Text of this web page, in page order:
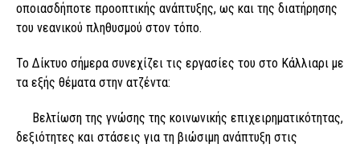
οποιασδήποτε προοπτικής ανάπτυξης, ως και της διατήρησης
του νεανικού πληθυσμού στον τόπο.
Το Δίκτυο σήμερα συνεχίζει τις εργασίες του στο Κάλλιαρι με
τα εξής θέματα στην ατζέντα:
Βελτίωση της γνώσης της κοινωνικής επιχειρηματικότητας,
δεξιότητες και στάσεις για τη βιώσιμη ανάπτυξη στις